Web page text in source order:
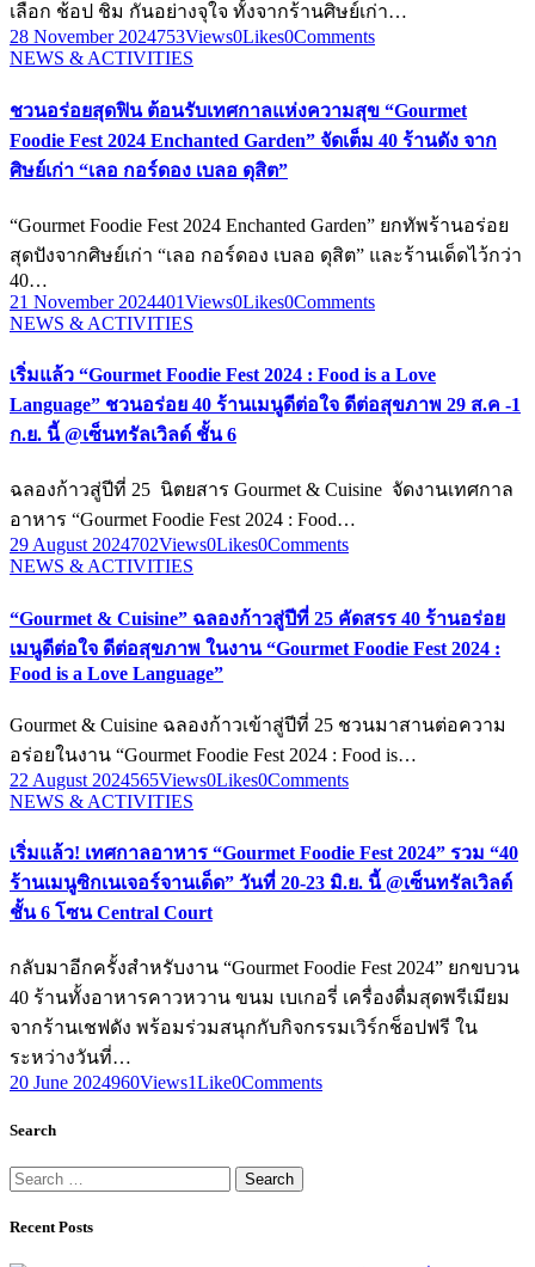
เลือก ช้อป ชิม กันอย่างจุใจ ทั้งจากร้านศิษย์เก่า…
28 November 2024753Views0Likes0Comments
NEWS & ACTIVITIES
ชวนอร่อยสุดฟิน ต้อนรับเทศกาลแห่งความสุข “Gourmet
Foodie Fest 2024 Enchanted Garden” จัดเต็ม 40 ร้านดัง จาก
ศิษย์เก่า “เลอ กอร์ดอง เบลอ ดุสิต”
“Gourmet Foodie Fest 2024 Enchanted Garden” ยกทัพร้านอร่อย
สุดปังจากศิษย์เก่า “เลอ กอร์ดอง เบลอ ดุสิต” และร้านเด็ดไว้กว่า
40…
21 November 2024401Views0Likes0Comments
NEWS & ACTIVITIES
เริ่มแล้ว “Gourmet Foodie Fest 2024 : Food is a Love
Language” ชวนอร่อย 40 ร้านเมนูดีต่อใจ ดีต่อสุขภาพ 29 ส.ค -1
ก.ย. นี้ @เซ็นทรัลเวิลด์ ชั้น 6
ฉลองก้าวสู่ปีที่ 25 นิตยสาร Gourmet & Cuisine จัดงานเทศกาล
อาหาร “Gourmet Foodie Fest 2024 : Food…
29 August 2024702Views0Likes0Comments
NEWS & ACTIVITIES
“Gourmet & Cuisine” ฉลองก้าวสู่ปีที่ 25 คัดสรร 40 ร้านอร่อย
เมนูดีต่อใจ ดีต่อสุขภาพ ในงาน “Gourmet Foodie Fest 2024 :
Food is a Love Language”
Gourmet & Cuisine ฉลองก้าวเข้าสู่ปีที่ 25 ชวนมาสานต่อความ
อร่อยในงาน “Gourmet Foodie Fest 2024 : Food is…
22 August 2024565Views0Likes0Comments
NEWS & ACTIVITIES
เริ่มแล้ว! เทศกาลอาหาร “Gourmet Foodie Fest 2024” รวม “40
ร้านเมนูซิกเนเจอร์จานเด็ด” วันที่ 20-23 มิ.ย. นี้ @เซ็นทรัลเวิลด์
ชั้น 6 โซน Central Court
กลับมาอีกครั้งสำหรับงาน “Gourmet Foodie Fest 2024” ยกขบวน
40 ร้านทั้งอาหารคาวหวาน ขนม เบเกอรี่ เครื่องดื่มสุดพรีเมียม
จากร้านเชฟดัง พร้อมร่วมสนุกกับกิจกรรมเวิร์กช็อปฟรี ใน
ระหว่างวันที่…
20 June 2024960Views1Like0Comments
Search
Search
for:
Recent Posts